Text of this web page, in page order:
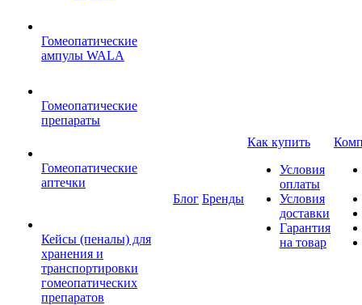
Гомеопатические
ампулы WALA
Гомеопатические
препараты
Гомеопатические
аптечки
Кейсы (пеналы) для
хранения и
транспортировки
гомеопатических
препаратов
Блог Бренды
Как купить
Условия
оплаты
Условия
доставки
Гарантия
на товар